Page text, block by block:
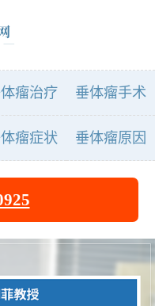
瘤治疗 垂体瘤手术
瘤症状 垂体瘤原因